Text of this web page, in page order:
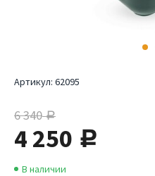
Артикул: 62095
6 340руб.
4 250 руб.
В наличии